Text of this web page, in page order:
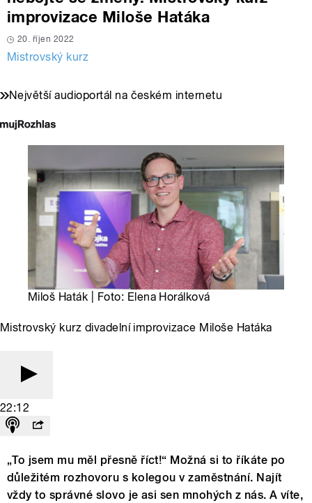
improvizace Miloše Hatáka
20. říjen 2022
Mistrovský kurz
Největší audioportál na českém internetu
Miloš Haták | Foto: Elena Horálková
Mistrovský kurz divadelní improvizace Miloše Hatáka
22:12
„To jsem mu měl přesně říct!“ Možná si to říkáte po
důležitém rozhovoru s kolegou v zaměstnání. Najít
vždy to správné slovo je asi sen mnohých z nás. A víte,